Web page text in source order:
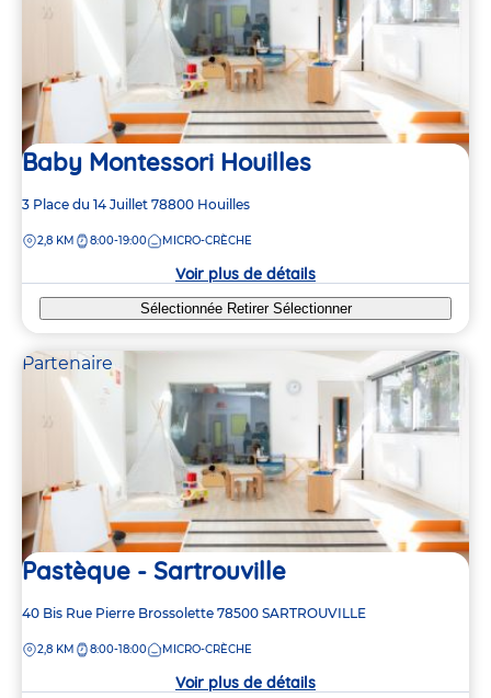
Baby Montessori Houilles
Adresse
la
3 Place du 14 Juillet 78800 Houilles
DISTANCE
2,8 KM 8:00-19:00 MICRO-CRÈCHE
Voir plus de détails
Sélectionnée Retirer Sélectionner
Partenaire
Pastèque - Sartrouville
Adresse
la
40 Bis Rue Pierre Brossolette 78500 SARTROUVILLE
DISTANCE
2,8 KM 8:00-18:00 MICRO-CRÈCHE
Voir plus de détails